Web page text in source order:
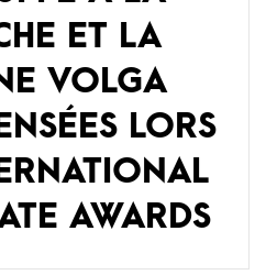
ET LA
VOLGA
LORS
AWARDS